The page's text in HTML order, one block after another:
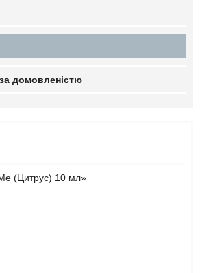
за домовленістю
(Цитрус) 10 мл»